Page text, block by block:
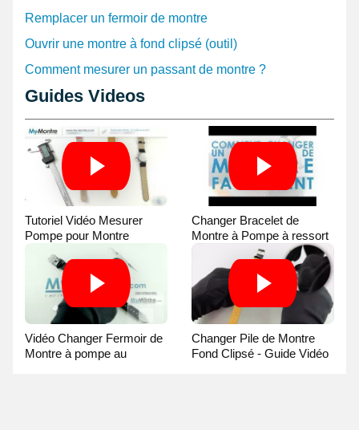
Remplacer un fermoir de montre
Ouvrir une montre à fond clipsé (outil)
Comment mesurer un passant de montre ?
Guides Videos
Tutoriel Vidéo Mesurer
Pompe pour Montre
Changer Bracelet de
Montre à Pompe à ressort
- Guide Vidéo
Vidéo Changer Fermoir de
Montre à pompe au
Changer Pile de Montre
Fond Clipsé - Guide Vidéo